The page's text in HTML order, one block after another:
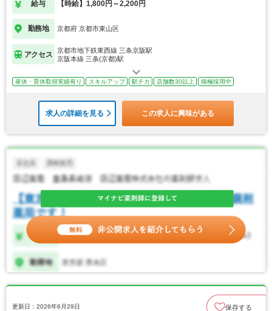
給与 【時給】1,800円～2,200円
勤務地 京都府 京都市東山区
アクセス
京都市地下鉄東西線 三条京阪駅
京阪本線 三条(京都)駅
産休・育休取得実績有り スキルアップ 駅チカ 店舗数30以上 積極採用中
求人の詳細を見る この求人に興味がある
更新日：2026年6月29日 保存する